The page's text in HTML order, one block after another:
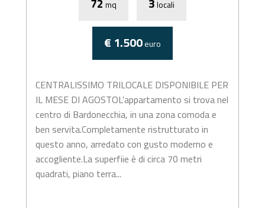
mq locali
€ 1.500euro
CENTRALISSIMO TRILOCALE DISPONIBILE PER
IL MESE DI AGOSTOL'appartamento si trova nel
centro di Bardonecchia, in una zona comoda e
ben servita.Completamente ristrutturato in
questo anno, arredato con gusto moderno e
accogliente.La superfiie è di circa 70 metri
quadrati, piano terra...